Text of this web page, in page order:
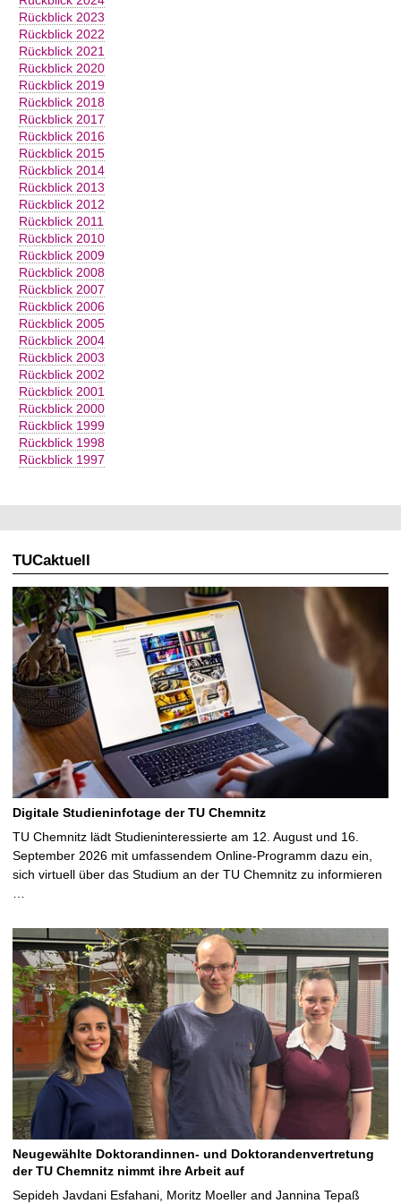
Rückblick 2023
Rückblick 2022
Rückblick 2021
Rückblick 2020
Rückblick 2019
Rückblick 2018
Rückblick 2017
Rückblick 2016
Rückblick 2015
Rückblick 2014
Rückblick 2013
Rückblick 2012
Rückblick 2011
Rückblick 2010
Rückblick 2009
Rückblick 2008
Rückblick 2007
Rückblick 2006
Rückblick 2005
Rückblick 2004
Rückblick 2003
Rückblick 2002
Rückblick 2001
Rückblick 2000
Rückblick 1999
Rückblick 1998
Rückblick 1997
TUCaktuell
Digitale Studieninfotage der TU Chemnitz
TU Chemnitz lädt Studieninteressierte am 12. August und 16.
September 2026 mit umfassendem Online-Programm dazu ein,
sich virtuell über das Studium an der TU Chemnitz zu informieren
Neugewählte Doktorandinnen- und Doktorandenvertretung
der TU Chemnitz nimmt ihre Arbeit auf
Sepideh Javdani Esfahani, Moritz Moeller and Jannina Tepaß